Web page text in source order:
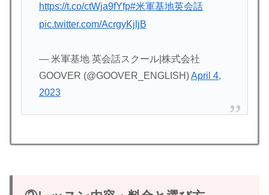
https://t.co/ctWja9fYfp#米軍基地英会話
pic.twitter.com/AcrgyKjljB
— 米軍基地 英会話スクール|株式会社
GOOVER (@GOOVER_ENGLISH)April 4,
2023